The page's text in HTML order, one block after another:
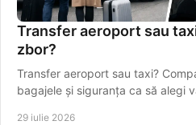
Transfer aeroport sau
zbor?
Transfer aeroport sau taxi?
bagajele și siguranța ca să alegi
29 iulie 2026